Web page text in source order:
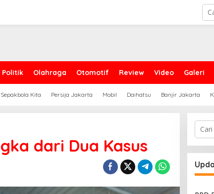
Politik Olahraga Otomotif Review Video Galeri
Sepakbola Kita Persija Jakarta Mobil Daihatsu Banjir Jakarta
dari Dua Kasus
Cari
untuk: